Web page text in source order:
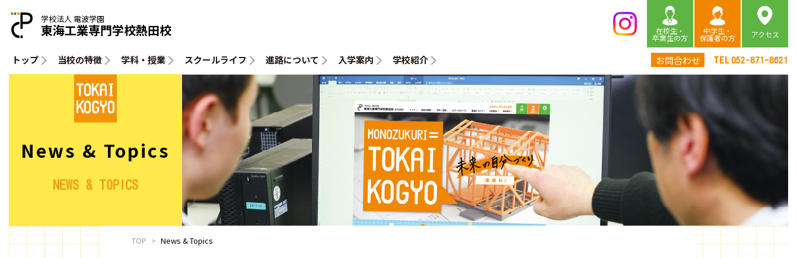
学校法人 電波学園
東海工業専門学校熱田校
お問合わせ TEL 052-871-8621
トップ 当校の特徴 学科・授業 スクールライフ 進路について 入学案内 学校紹介
在校生・
卒業生の方
中学生・
保護者の方 アクセス
News & Topics
NEWS & TOPICS
TOP News & Topics